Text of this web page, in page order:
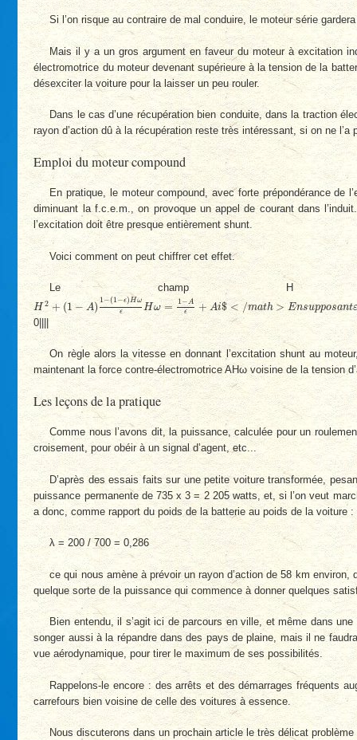
Si l’on risque au contraire de mal conduire, le moteur série
Mais il y a un gros argument en faveur du moteur à excitation
électromotrice du moteur devenant supérieure à la tension de la
désexciter la voiture pour la laisser un peu rouler.
Dans le cas d’une récupération bien conduite, dans la traction
rayon d’action dû à la récupération reste très intéressant, si on ne
Emploi du moteur compound
En pratique, le moteur compound, avec forte prépondérance
diminuant la f.c.e.m., on provoque un appel de courant dans
l’excitation doit être presque entièrement shunt.
Voici comment on peut chiffrer cet effet.
Le champ H est
H 2 + (1 − A) 1−(1−ϵ)Hω
ϵ
Hω = 1−A
ϵ
+ Ai$ < /math > Ensupposantε
H ( − 1 1−ϵ ) Hωϵ Hω = 1 −A + A $ /ma th> up t = ,
0||||
On règle alors la vitesse en donnant l’excitation shunt au
maintenant la force contre-électromotrice AHω voisine de la tension
Les leçons de la pratique
Comme nous l’avons dit, la puissance, calculée pour un
croisement, pour obéir à un signal d’agent, etc...
D’après des essais faits sur une petite voiture transformée,
puissance permanente de 735 x 3 = 2 205 watts, et, si l’on veut
a donc, comme rapport du poids de la batterie au poids de la voiture :
λ = 200 / 700 = 0,286
ce qui nous amène à prévoir un rayon d’action de 58 km
quelque sorte de la puissance qui commence à donner quelques
Bien entendu, il s’agit ici de parcours en ville, et même dans
songer aussi à la répandre dans des pays de plaine, mais il ne
vue aérodynamique, pour tirer le maximum de ses possibilités.
Rappelons-le encore : des arrêts et des démarrages fréquents
carrefours bien voisine de celle des voitures à essence.
Nous discuterons dans un prochain article le très délicat